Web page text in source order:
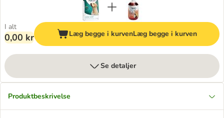
I alt
0,00 kr Læg begge i kurvenLæg begge i kurven
Se detaljer
Produktbeskrivelse